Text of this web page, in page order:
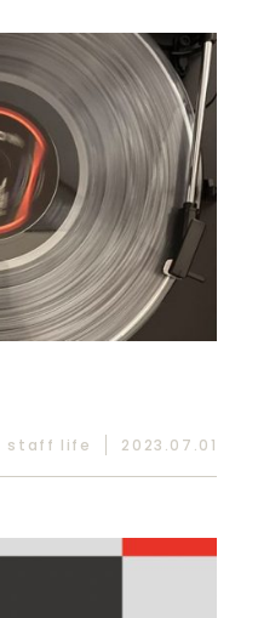
staff life 2023.07.01